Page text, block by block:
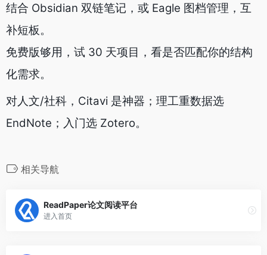
结合 Obsidian 双链笔记，或 Eagle 图档管理，互
补短板。
免费版够用，试 30 天项目，看是否匹配你的结构
化需求。
对人文/社科，Citavi 是神器；理工重数据选
EndNote；入门选 Zotero。
相关导航
ReadPaper论文阅读平台
进入首页